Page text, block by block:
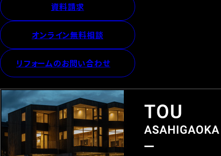
資料請求
オンライン無料相談
リフォームのお問い合わせ